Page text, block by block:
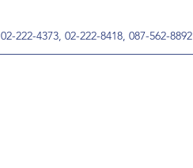
02-222-4373, 02-222-8418, 087-562-8892